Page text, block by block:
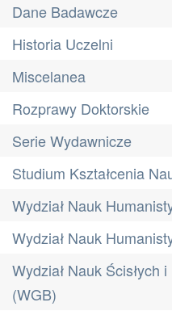
Dane Badawcze
Historia Uczelni
Miscelanea
Rozprawy Doktorskie
Serie Wydawnicze
Studium Kształcenia
Wydział Nauk
Wydział Nauk
Wydział Nauk Ścisłych
(WGB)